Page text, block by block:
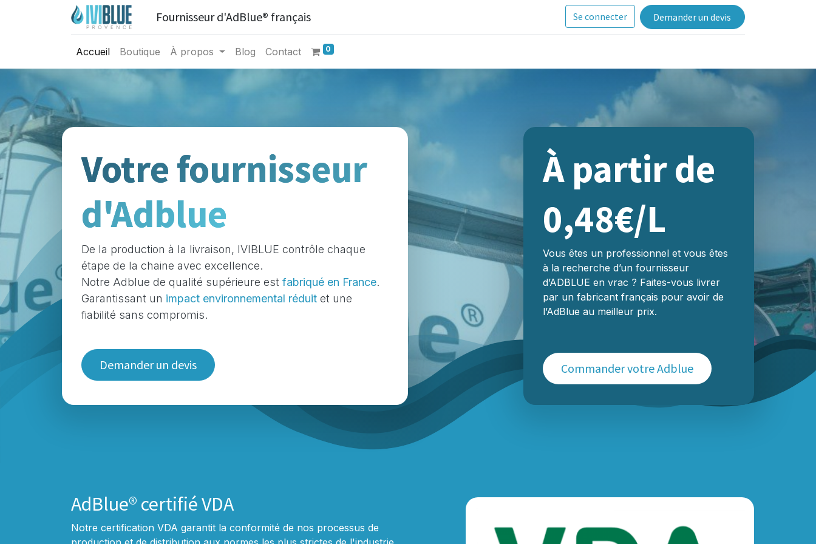
Fournisseur d'AdBlue® français Se connecter Demander un devis
Accueil Boutique À propos Blog Contact 0
Votre fournisseur
d'Adblue
De la production à la livraison, IVIBLUE contrôle chaque
étape de la chaine avec excellence.
Notre Adblue de qualité supérieure est fabriqué en France.
Garantissant un impact environnemental réduit et une
fiabilité sans compromis.
Demander un devis
À partir de
0,48€/L
Vous êtes un professionnel et vous êtes
à la recherche d’un fournisseur
d’ADBLUE en vrac ? Faites-vous livrer
par un fabricant français pour avoir de
l’AdBlue au meilleur prix.
Commander votre Adblue
AdBlue® certifié VDA
Notre certification VDA garantit la conformité de nos processus de